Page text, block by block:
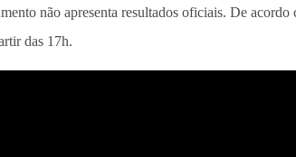
não apresenta resultados oficiais. De acordo
das 17h.